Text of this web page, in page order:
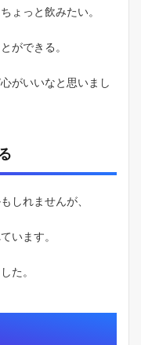
ょっと飲みたい。
ができる。
がいいなと思いまし
しれませんが、
います。
た。